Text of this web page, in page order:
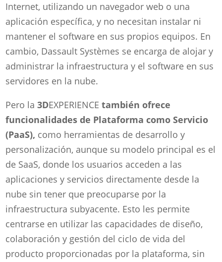
Internet, utilizando un navegador web o una
aplicación específica, y no necesitan instalar ni
mantener el software en sus propios equipos. En
cambio, Dassault Systèmes se encarga de alojar y
administrar la infraestructura y el software en sus
servidores en la nube.
Pero la3DEXPERIENCEtambién ofrece
funcionalidades de Plataforma como Servicio
(PaaS), como herramientas de desarrollo y
personalización, aunque su modelo principal es el
de SaaS, donde los usuarios acceden a las
aplicaciones y servicios directamente desde la
nube sin tener que preocuparse por la
infraestructura subyacente. Esto les permite
centrarse en utilizar las capacidades de diseño,
colaboración y gestión del ciclo de vida del
producto proporcionadas por la plataforma, sin